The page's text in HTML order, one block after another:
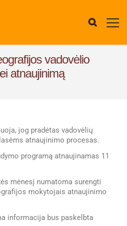
vadovėlio
atnaujinimą
jog pradėtas vadovėlių
atnaujinimo procesas.
programą atnaujinamas 11
mėnesį numatoma surengti
mokytojais atnaujinimo
informacija bus paskelbta